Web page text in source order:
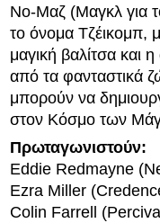
Νο-Μαζ (Μαγκλ για
το όνομα Τζέικομπ,
μαγική βαλίτσα και
από τα φανταστικά
μπορούν να
στον Κόσμο των
Πρωταγωνιστούν:
Eddie Redmayne
Ezra Miller
Colin Farrell